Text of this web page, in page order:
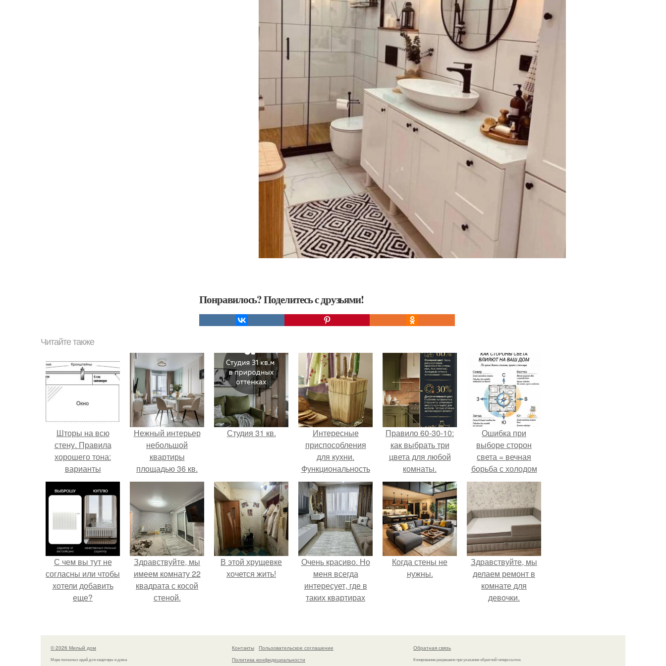
Понравилось? Поделитесь с друзьями!
Читайте также
Шторы на всю
стену. Правила
хорошего тона:
варианты
оформления окон
длинными шторами
Нежный интерьер
небольшой
квартиры
площадью 36 кв.
Студия 31 кв.
Интересные
приспособления
для кухни.
Функциональность
– залог успеха
Правило 60-30-10:
как выбрать три
цвета для любой
комнаты.
Ошибка при
выборе сторон
света = вечная
борьба с холодом
или светом.
С чем вы тут не
согласны или чтобы
хотели добавить
еще?
Здравствуйте, мы
имеем комнату 22
квадрата с косой
стеной.
В этой хрущевке
хочется жить!
Очень красиво. Но
меня всегда
интересует, где в
таких квартирах
Когда стены не
нужны.
Здравствуйте, мы
делаем ремонт в
комнате для
девочки.
© 2026 Милый дом
Море полезных идей для квартиры и дома
Контакты
Пользовательское соглашение
Политика конфидециальности
Обратная связь
Копирование разрешено при указании обратной гиперссылки.